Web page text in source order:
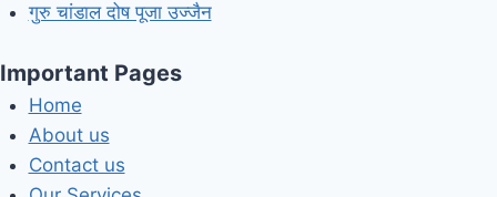
गुरु चांडाल दोष पूजा उज्जैन
Important Pages
Home
About us
Contact us